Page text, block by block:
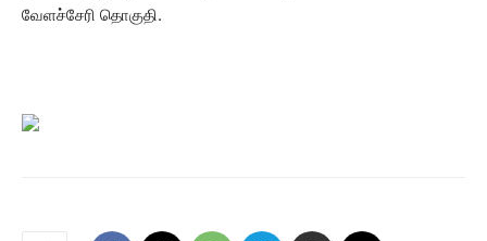
வேளச்சேரி தொகுதி.